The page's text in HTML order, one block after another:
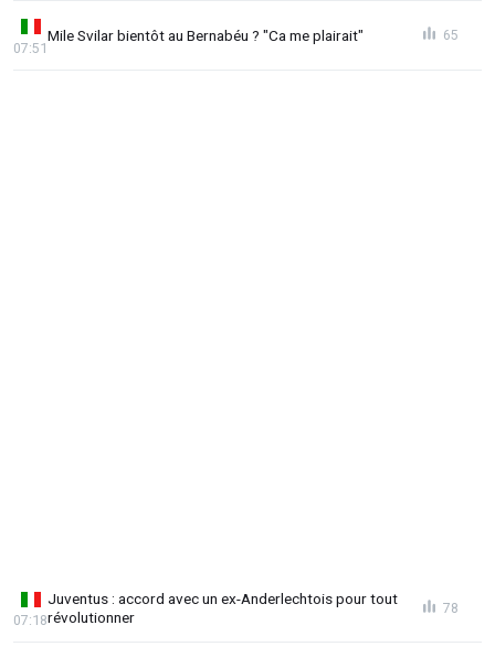
Mile Svilar bientôt au Bernabéu ? "Ca me plairait"
07:51
65
Juventus : accord avec un ex-Anderlechtois pour tout
révolutionner
07:18
78